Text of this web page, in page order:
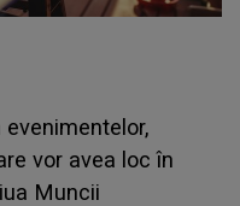
vor avea loc în
Muncii